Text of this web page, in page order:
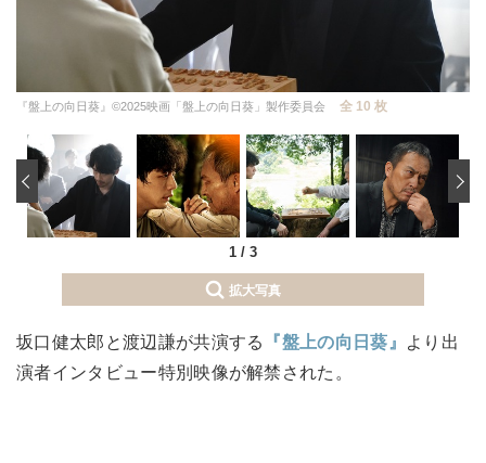
『盤上の向日葵』©2025映画「盤上の向日葵」製作委員会 全 10 枚
1 / 3
‹
拡大写真
坂口健太郎と渡辺謙が共演する 『盤上の向日葵』
より出
演者インタビュー特別映像が解禁された。